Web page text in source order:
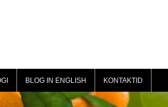
BLOG IN ENGLISH KONTAKTID